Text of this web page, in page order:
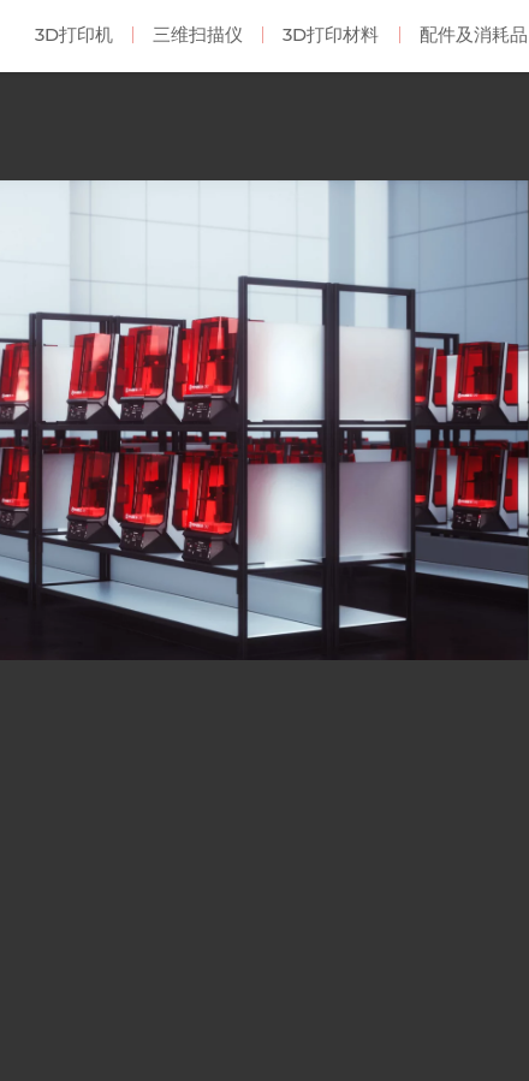
3D打印机
工程塑料3D打印机
光固化3D打印机
尼龙3D打印机
RMS220 系列
三维扫描仪
3D扫描仪/3D数字化
高精度工业3D视觉检测
3D打印材料
FDM/FFF 耗材 光固化树脂
配件及消耗品
Raise3D
思看科技